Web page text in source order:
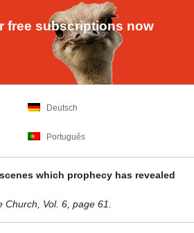
free subscriptions now
Deutsch
Português
which prophecy has revealed
Vol. 6, page 61.